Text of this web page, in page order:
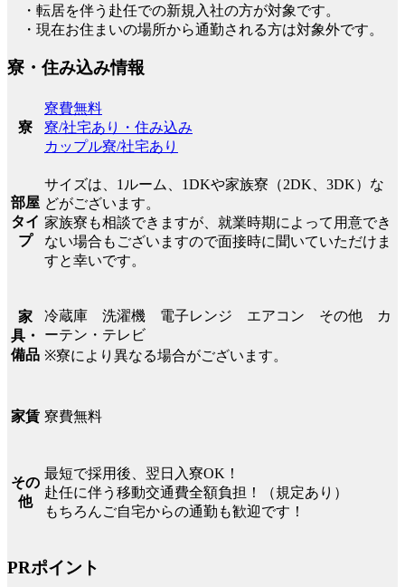
・転居を伴う赴任での新規入社の方が対象です。
・現在お住まいの場所から通勤される方は対象外です。
寮・住み込み情報
寮
寮費無料
寮/社宅あり・住み込み
カップル寮/社宅あり
部屋
タイ
プ
サイズは、1ルーム、1DKや家族寮（2DK、3DK）な
どがございます。
家族寮も相談できますが、就業時期によって用意でき
ない場合もございますので面接時に聞いていただけま
すと幸いです。
家
具・
備品
冷蔵庫 洗濯機 電子レンジ エアコン その他 カ
ーテン・テレビ
※寮により異なる場合がございます。
家賃 寮費無料
その
他
最短で採用後、翌日入寮OK！
赴任に伴う移動交通費全額負担！（規定あり）
もちろんご自宅からの通勤も歓迎です！
PRポイント